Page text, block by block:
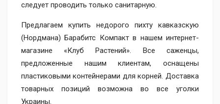
следует проводить только санитарную.
Предлагаем купить недорого пихту кавказскую
(Нордмана) Барабитс Компакт в нашем интернет-
магазине «Клуб Растений». Все саженцы,
предложенные нашим клиентам, оснащены
пластиковыми контейнерами для корней. Доставка
товарных позиций возможна во все уголки
Украины.